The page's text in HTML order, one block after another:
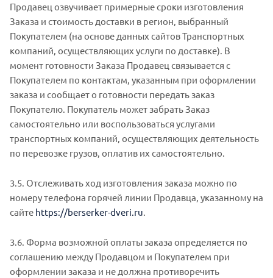
Продавец озвучивает примерные сроки изготовления
Заказа и стоимость доставки в регион, выбранный
Покупателем (на основе данных сайтов Транспортных
компаний, осуществляющих услуги по доставке). В
момент готовности Заказа Продавец связывается с
Покупателем по контактам, указанным при оформлении
заказа и сообщает о готовности передать заказ
Покупателю. Покупатель может забрать Заказ
самостоятельно или воспользоваться услугами
транспортных компаний, осуществляющих деятельность
по перевозке грузов, оплатив их самостоятельно.
3.5. Отслеживать ход изготовления заказа можно по
номеру телефона горячей линии Продавца, указанному на
сайте https://berserker-dveri.ru.
3.6. Форма возможной оплаты заказа определяется по
соглашению между Продавцом и Покупателем при
оформлении заказа и не должна противоречить